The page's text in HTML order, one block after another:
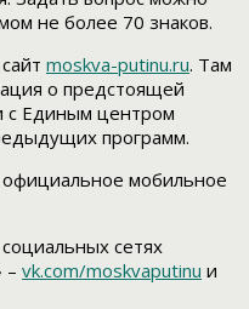
не более 70 знаков.
moskva-putinu.ru. Там
о предстоящей
с Единым центром
программ.
официальное мобильное
сетях
– vk.com/moskvaputinu и